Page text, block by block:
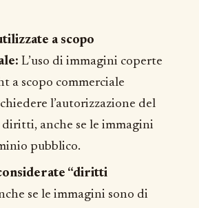
a scopo
L’uso di immagini coperte
a scopo commerciale
l’autorizzazione del
anche se le immagini
pubblico.
“diritti
se le immagini sono di